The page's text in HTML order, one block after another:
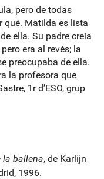
pero de todas
qué. Matilda es lista
ella. Su padre creía
era al revés; la
preocupaba de ella.
la profesora que
1r d’ESO, grup
la ballena, de Karlijn
1996.